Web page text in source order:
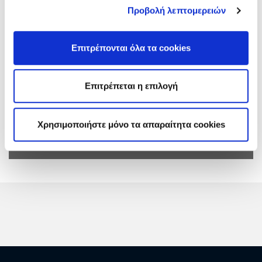
Προβολή λεπτομερειών
Επιτρέπονται όλα τα cookies
Επιτρέπεται η επιλογή
Χρησιμοποιήστε μόνο τα απαραίτητα cookies
ηλεκτροκινητήρων 132kW
Τεύχος: ΔΛΚΜ-1200128022
Ανακοινώσεις &
Συμπληρώματα:
Προϋπολογισμός: € 6.400(χωρίς ΦΠΑ)
Διεύθυνση ΔΛΚΜ- Διεύθυνση Λιγνιτικού
Κέντρου Μεγαλόπολης